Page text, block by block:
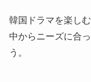
韓国ドラマを楽し
中からニーズに合
う。